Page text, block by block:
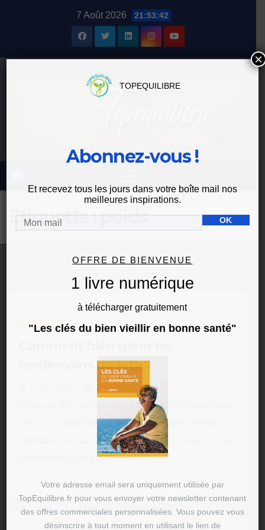
7 Août 2026 21:53:42
Étiquette :
lendemains de fête ?
THIERRY DUVAL
On aurait dû y penser avant !!! On ne m’y reprendra
plus ! L’an prochain, promis-craché-juré, je ferai
attention à ne pas commettre autant d’excès…Il est
maintenant urgent de penser…
TOPEQUILIBRE
Abonnez-vous !
Et recevez tous les jours dans votre boîte mail nos
meilleures inspirations.
OFFRE DE BIENVENUE
1 livre numérique
à télécharger gratuitement
"Les clés du bien vieillir en bonne santé"
Votre adresse email sera uniquement utilisée par
TopEquilibre.fr pour vous envoyer votre newsletter contenant
des offres commerciales personnalisées. Vous pouvez vous
désinscrire à tout moment en utilisant le lien de
×